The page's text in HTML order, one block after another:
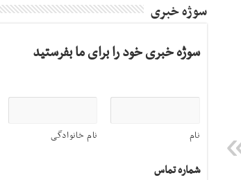
سوژه خبری
سوژه خبری خود را برای ما بفرستید
نام نام خانوادگی
شماره تماس